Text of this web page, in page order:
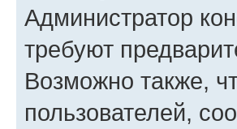
Администратор
требуют
Возможно также,
пользователей,